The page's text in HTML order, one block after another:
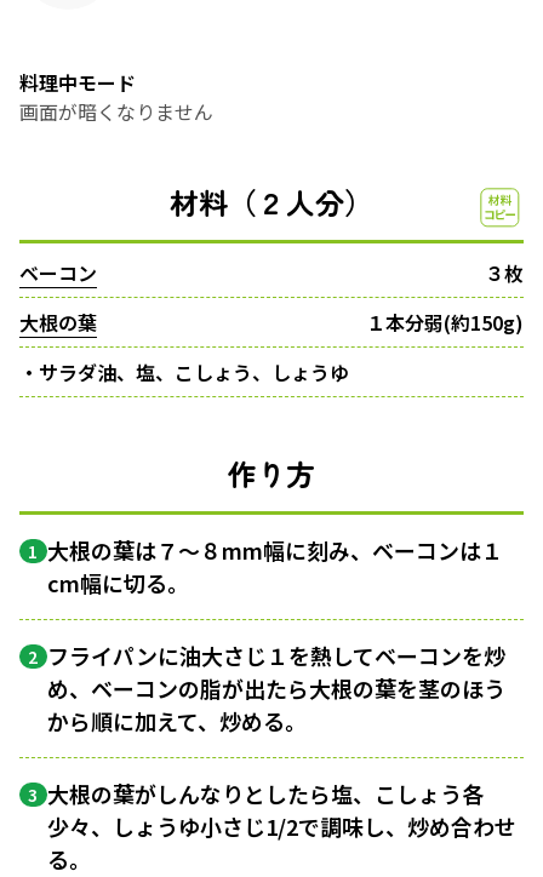
料理中モード
画面が暗くなりません
材料（２人分）
ベーコン
３枚
大根の葉
１本分弱(約150g)
・サラダ油、塩、こしょう、しょうゆ
作り方
1 大根の葉は７〜８mm幅に刻み、ベーコンは１
cm幅に切る。
2 フライパンに油大さじ１を熱してベーコンを炒
め、ベーコンの脂が出たら大根の葉を茎のほう
から順に加えて、炒める。
3 大根の葉がしんなりとしたら塩、こしょう各
少々、しょうゆ小さじ1/2で調味し、炒め合わせ
る。